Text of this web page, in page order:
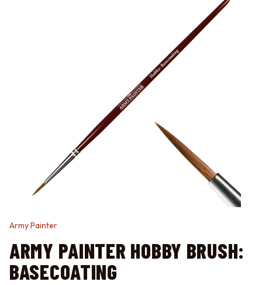
Army Painter
ARMY PAINTER HOBBY BRUSH:
BASECOATING